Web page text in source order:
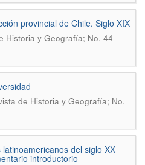
provincial de Chile. Siglo XIX
Historia y Geografí­a; No. 44
de Historia y Geografí­a; No.
del siglo XX
introductorio